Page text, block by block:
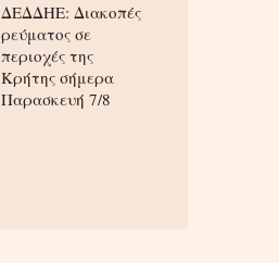
ΔΕΔΔΗΕ: Διακοπές
ρεύματος σε
περιοχές της
Κρήτης σήμερα
Παρασκευή 7/8